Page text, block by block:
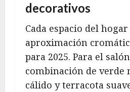
decorativos
Cada espacio del
aproximación
para 2025. Para el
combinación de verde
cálido y terracota